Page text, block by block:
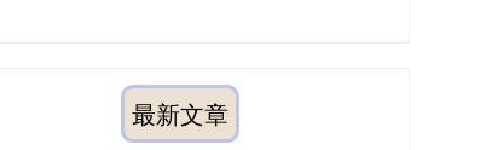
最新文章